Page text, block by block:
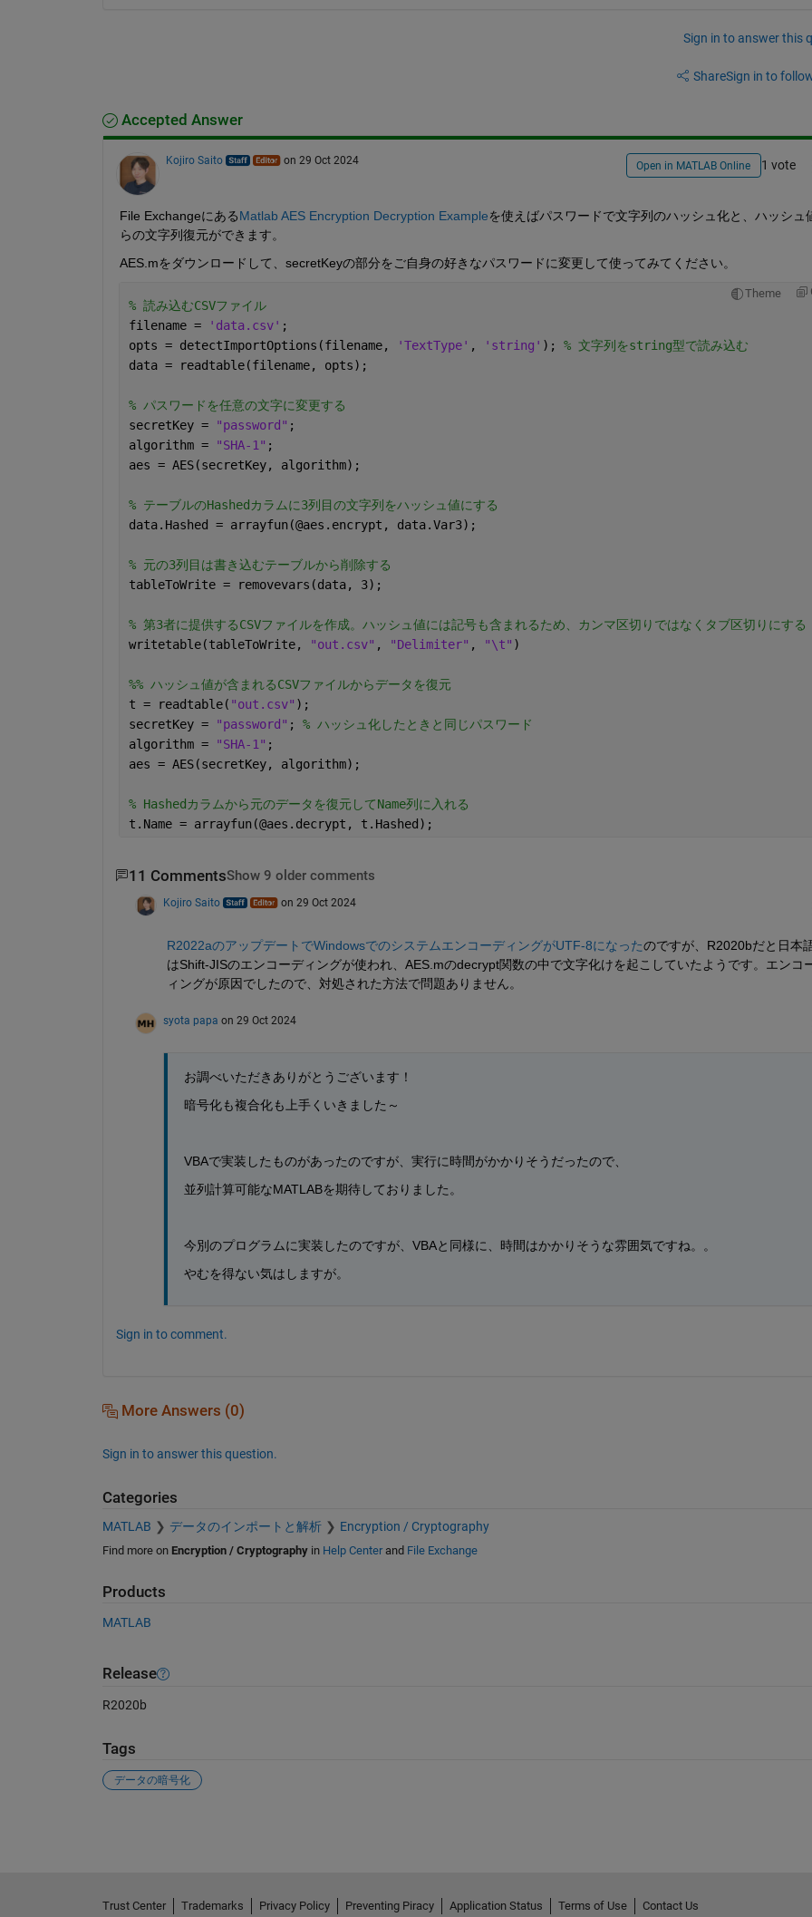
Sign in to answer this
ShareSign in to
Accepted Answer
Kojiro Saito on 29 Oct 2024 Open in MATLAB Online 1 vote
File ExchangeにあるMatlab AES Encryption Decryption Exampleを使えばパスワードで文字列のハッシュ化と、ハッシュ
らの文字列復元ができます。
AES.mをダウンロードして、secretKeyの部分をご自身の好きなパスワードに変更して使ってみてください。
Theme
% 読み込むCSVファイル
filename =
'data.csv' ;
opts = detectImportOptions(filename,
'TextType' , 'string' ); % 文字列をstring型で読み込む
data = readtable(filename, opts);
% パスワードを任意の文字に変更する
secretKey =
"password" ;
algorithm =
"SHA-1" ;
aes = AES(secretKey, algorithm);
% テーブルのHashedカラムに3列目の文字列をハッシュ値にする
data.Hashed = arrayfun(@aes.encrypt, data.Var3);
% 元の3列目は書き込むテーブルから削除する
tableToWrite = removevars(data, 3);
% 第3者に提供するCSVファイルを作成。ハッシュ値には記号も含まれるため、カンマ区切りではなくタブ区切りにする
writetable(tableToWrite,
"out.csv" , "Delimiter" , "\t" )
%% ハッシュ値が含まれるCSVファイルからデータを復元
t = readtable( "out.csv" );
secretKey =
"password" ; % ハッシュ化したときと同じパスワード
algorithm =
"SHA-1" ;
aes = AES(secretKey, algorithm);
% Hashedカラムから元のデータを復元してName列に入れる
t.Name = arrayfun(@aes.decrypt, t.Hashed);
11 CommentsShow 9 older comments
Kojiro Saito on 29 Oct 2024
R2022aのアップデートでWindowsでのシステムエンコーディングがUTF-8になったのですが、R2020bだと日本
はShift-JISのエンコーディングが使われ、AES.mのdecrypt関数の中で文字化けを起こしていたようです。エンコ
ィングが原因でしたので、対処された方法で問題ありません。
syota papa on 29 Oct 2024
お調べいただきありがとうございます！
暗号化も複合化も上手くいきました～
VBAで実装したものがあったのですが、実行に時間がかかりそうだったので、
並列計算可能なMATLABを期待しておりました。
今別のプログラムに実装したのですが、VBAと同様に、時間はかかりそうな雰囲気ですね。。
やむを得ない気はしますが。
Sign in to comment.
More Answers (0)
Sign in to answer this question.
Categories
MATLAB データのインポートと解析 Encryption / Cryptography
Find more on Encryption / Cryptographyin Help Centerand File Exchange
Products
MATLAB
Release
R2020b
Tags
データの暗号化
Trust Center Trademarks Privacy Policy Preventing Piracy Application Status Terms of Use Contact Us